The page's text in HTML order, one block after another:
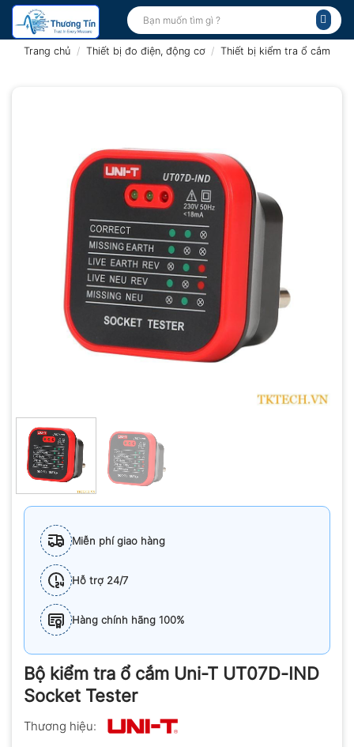
Bỏ
qua
Tìm
kiếm:
Trang chủ / Thiết bị đo điện, động cơ / Thiết bị kiểm tra ổ cắm
Miễn phí giao hàng
Hỗ trợ 24/7
Hàng chính hãng 100%
Bộ kiểm tra ổ cắm Uni-T UT07D-IND
Socket Tester
Thương hiệu: